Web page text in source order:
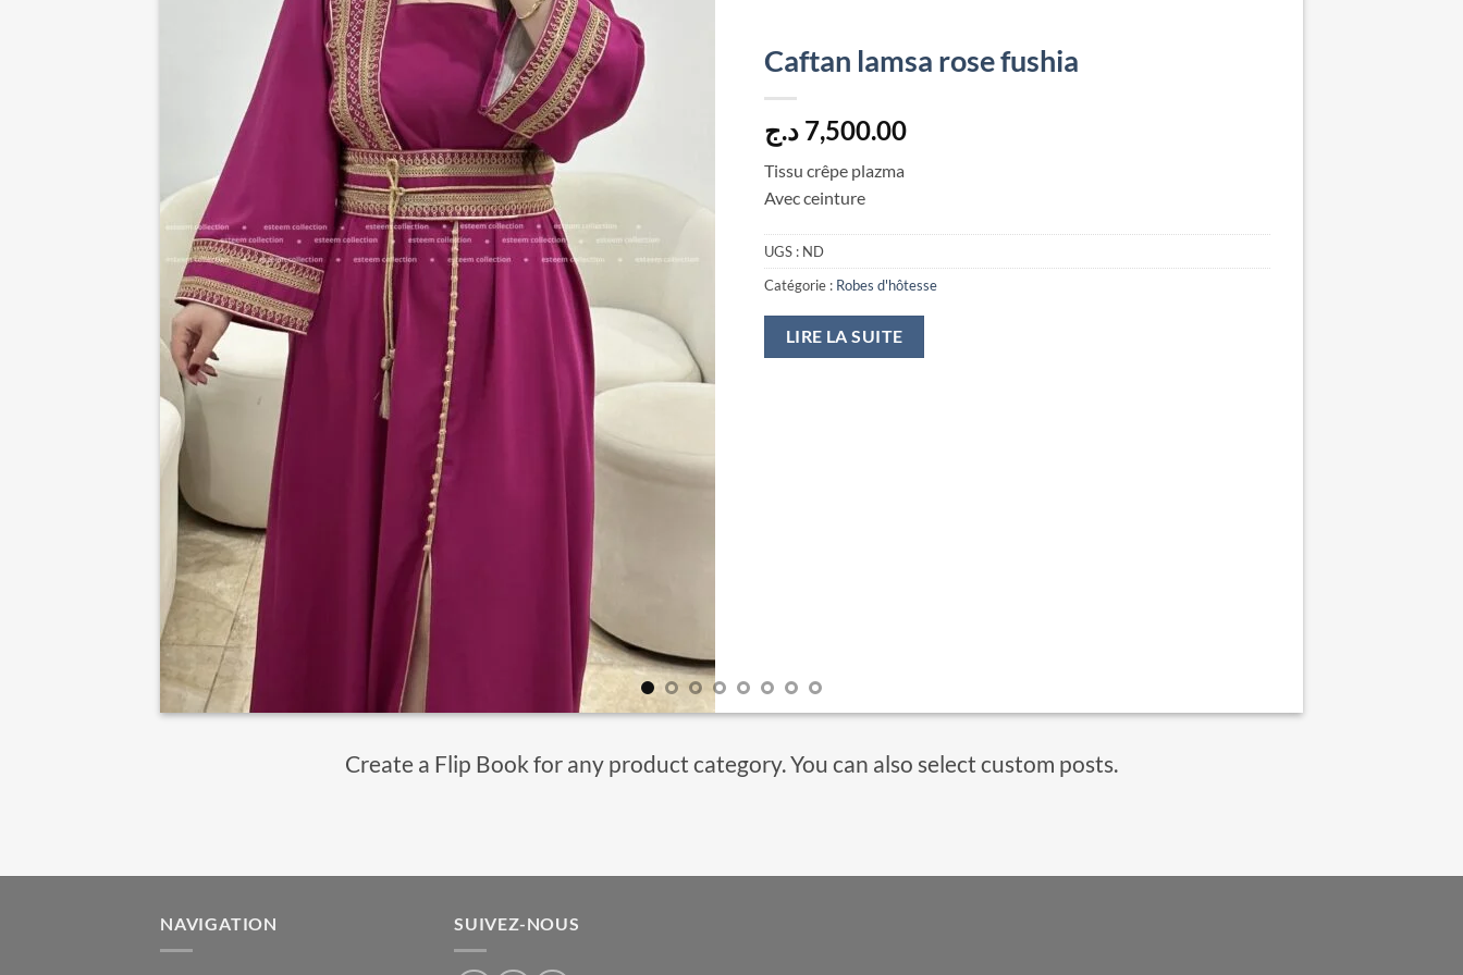
Caftan lamsa rose fushia
7,500.00 د.ج
Tissu crêpe plazma
Avec ceinture
UGS : ND
Catégorie : Robes d'hôtesse
LIRE LA SUITE
Create a Flip Book for any product category. You can also select custom posts.
NAVIGATION SUIVEZ-NOUS